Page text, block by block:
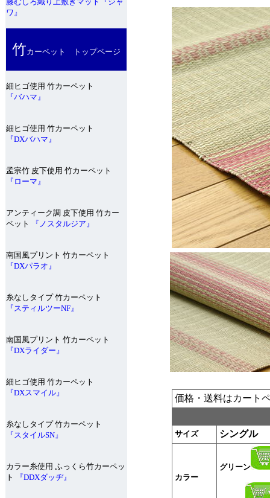
ワ』
竹カーペット トップページ
細ヒゴ使用 竹カーペット
『バハマ』
細ヒゴ使用 竹カーペット
『DXバハマ』
孟宗竹 皮下使用 竹カーペット
『ローマ』
アンティーク調 皮下使用 竹カー
ペット
『ノスタルジア』
南国風プリント 竹カーペット
『DXパラオ』
糸なしタイプ 竹カーペット
『スティルツーNF』
南国風プリント 竹カーペット
『DXライダー』
細ヒゴ使用 竹カーペット
『DXスマイル』
糸なしタイプ 竹カーペット
『スタイルSN』
カラー糸使用 ふっくら竹カーペッ
ト
『DDXダッヂ』
価格・送料はカート
サイズ シング
カラー
グリーン